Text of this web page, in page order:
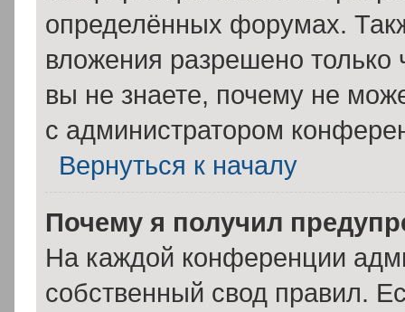
определённых форумах.
вложения разрешено
вы не знаете, почему не
с администратором
Вернуться к началу
Почему я получил
На каждой конференции
собственный свод правил.